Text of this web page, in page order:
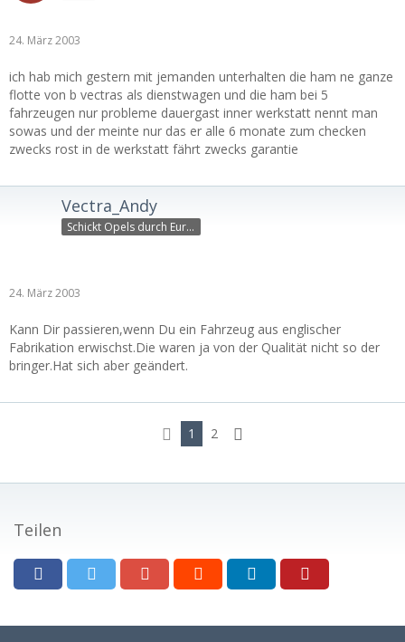
24. März 2003
ich hab mich gestern mit jemanden unterhalten die ham ne ganze
flotte von b vectras als dienstwagen und die ham bei 5
fahrzeugen nur probleme dauergast inner werkstatt nennt man
sowas und der meinte nur das er alle 6 monate zum checken
zwecks rost in de werkstatt fährt zwecks garantie
Vectra_Andy
Schickt Opels durch Europ
24. März 2003
Kann Dir passieren,wenn Du ein Fahrzeug aus englischer
Fabrikation erwischst.Die waren ja von der Qualität nicht so der
bringer.Hat sich aber geändert.
1 2
Teilen